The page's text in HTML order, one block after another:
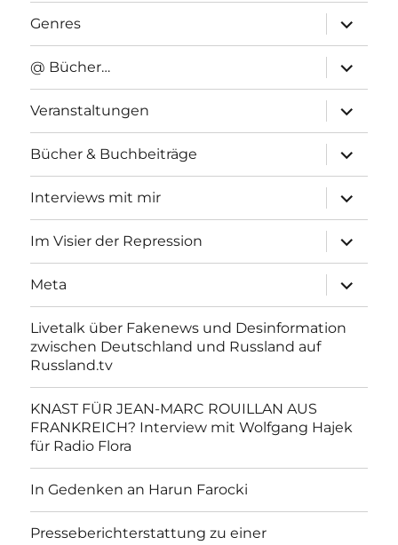
Genres
anzeigen
@ Bücher…
anzeigen
Veranstaltungen
anzeigen
Bücher & Buchbeiträge
anzeigen
Interviews mit mir
anzeigen
Im Visier der Repression
anzeigen
Meta
anzeigen
Livetalk über Fakenews und Desinformation
zwischen Deutschland und Russland auf
Russland.tv
KNAST FÜR JEAN-MARC ROUILLAN AUS
FRANKREICH? Interview mit Wolfgang Hajek
für Radio Flora
In Gedenken an Harun Farocki
Presseberichterstattung zu einer